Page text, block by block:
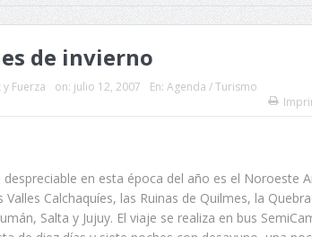
de invierno
y Fuerza on: julio 12, 2007 En: Agenda / Turismo
despreciable en esta época del año es el Noroeste
Valles Calchaquíes, las Ruinas de Quilmes, la
Salta y Jujuy. El viaje se realiza en bus